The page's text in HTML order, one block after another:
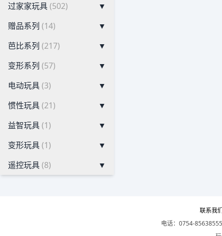
过家家玩具(502)
▼
赠品系列 (14)
▼
芭比系列 (217)
▼
变形系列 (57)
▼
电动玩具(3)
▼
惯性玩具(21)
▼
益智玩具(1)
▼
变形玩具(1)
▼
遥控玩具(8) ▼
联系我
电话：0754-